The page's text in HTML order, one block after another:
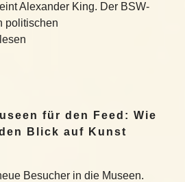
Alexander King. Der BSW-
politischen
für den Feed: Wie
Blick auf Kunst
Besucher in die Museen.